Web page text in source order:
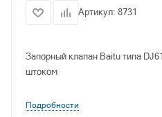
Артикул: 8731
Запорный клапан Baitu типа
штоком
Подробности